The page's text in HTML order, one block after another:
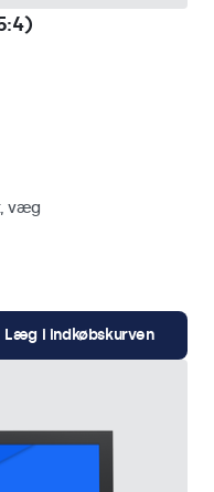
væg
Læg i indkøbskurven